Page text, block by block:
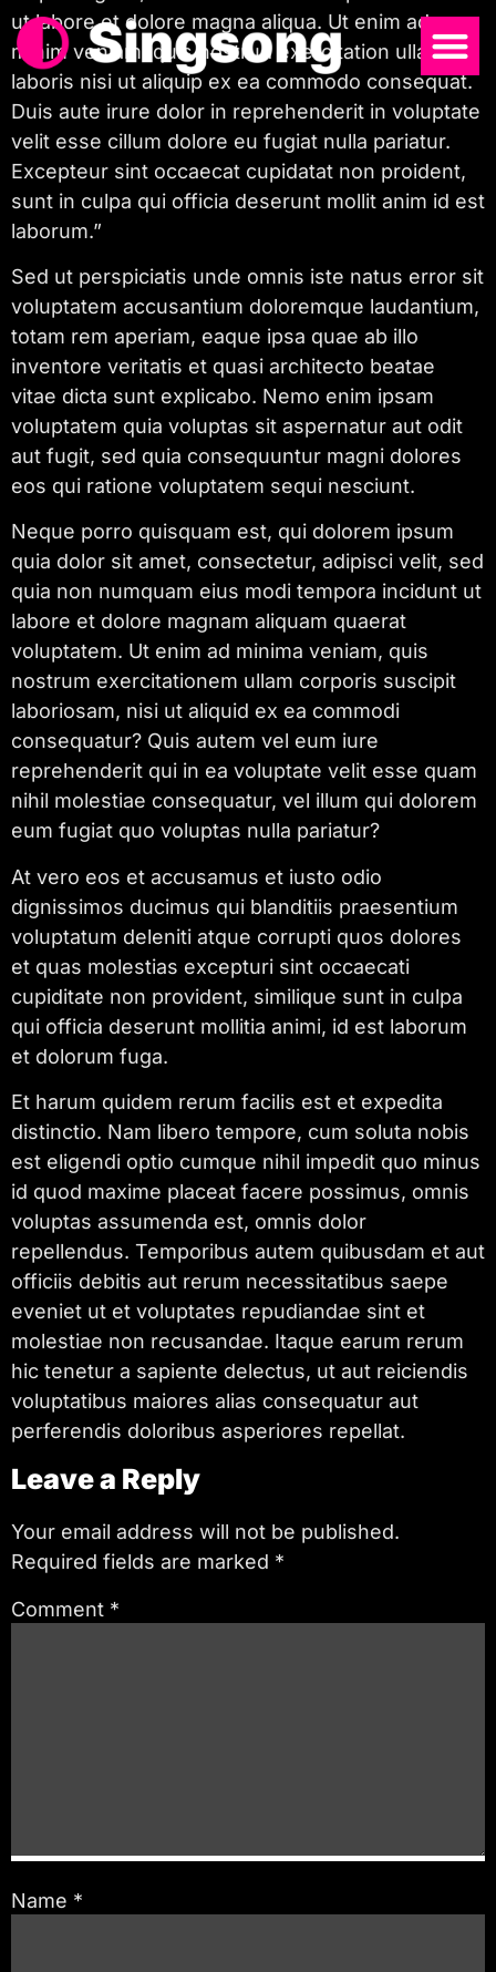
ut labore et dolore magna aliqua. Ut enim ad
minim veniam, quis nostrud exercitation ullamco
laboris nisi ut aliquip ex ea commodo consequat.
Duis aute irure dolor in reprehenderit in voluptate
velit esse cillum dolore eu fugiat nulla pariatur.
Excepteur sint occaecat cupidatat non proident,
sunt in culpa qui officia deserunt mollit anim id est
laborum.”
Sed ut perspiciatis unde omnis iste natus error sit
voluptatem accusantium doloremque laudantium,
totam rem aperiam, eaque ipsa quae ab illo
inventore veritatis et quasi architecto beatae
vitae dicta sunt explicabo. Nemo enim ipsam
voluptatem quia voluptas sit aspernatur aut odit
aut fugit, sed quia consequuntur magni dolores
eos qui ratione voluptatem sequi nesciunt.
Neque porro quisquam est, qui dolorem ipsum
quia dolor sit amet, consectetur, adipisci velit, sed
quia non numquam eius modi tempora incidunt ut
labore et dolore magnam aliquam quaerat
voluptatem. Ut enim ad minima veniam, quis
nostrum exercitationem ullam corporis suscipit
laboriosam, nisi ut aliquid ex ea commodi
consequatur? Quis autem vel eum iure
reprehenderit qui in ea voluptate velit esse quam
nihil molestiae consequatur, vel illum qui dolorem
eum fugiat quo voluptas nulla pariatur?
At vero eos et accusamus et iusto odio
dignissimos ducimus qui blanditiis praesentium
voluptatum deleniti atque corrupti quos dolores
et quas molestias excepturi sint occaecati
cupiditate non provident, similique sunt in culpa
qui officia deserunt mollitia animi, id est laborum
et dolorum fuga.
Et harum quidem rerum facilis est et expedita
distinctio. Nam libero tempore, cum soluta nobis
est eligendi optio cumque nihil impedit quo minus
id quod maxime placeat facere possimus, omnis
voluptas assumenda est, omnis dolor
repellendus. Temporibus autem quibusdam et aut
officiis debitis aut rerum necessitatibus saepe
eveniet ut et voluptates repudiandae sint et
molestiae non recusandae. Itaque earum rerum
hic tenetur a sapiente delectus, ut aut reiciendis
voluptatibus maiores alias consequatur aut
perferendis doloribus asperiores repellat.
Leave a Reply
Your email address will not be published.
Required fields are marked *
Comment *
Name *